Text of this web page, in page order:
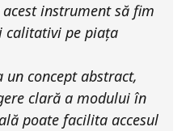
instrument să fim
calitativi pe piața
un concept abstract,
clară a modului în
poate facilita accesul